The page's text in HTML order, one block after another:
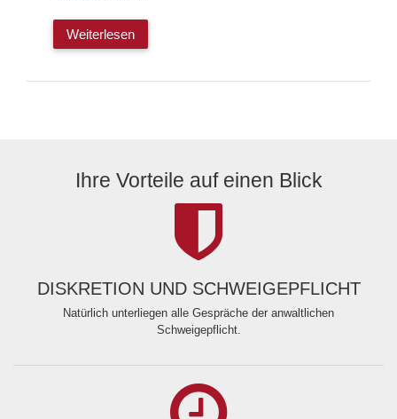
Weiterlesen
Ihre Vorteile auf einen Blick
DISKRETION UND SCHWEIGEPFLICHT
Natürlich unterliegen alle Gespräche der anwaltlichen
Schweigepflicht.